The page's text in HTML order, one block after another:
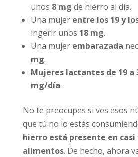
unos 8 mg de hierro al día.
Una mujer entre los 19 y
ingerir unos 18 mg.
Una mujer embarazada
mg.
Mujeres lactantes de 19 a
mg/día.
No te preocupes si ves esos
que tú no lo estás
hierro está presente en casi
alimentos. De hecho, ahora